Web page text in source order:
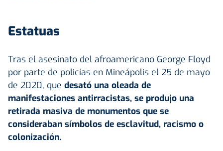
Estatuas
Tras el asesinato del afroamericano George Floyd
por parte de policías en Mineápolis el 25 de mayo
de 2020, que desató una oleada de
manifestaciones antirracistas, se produjo una
retirada masiva de monumentos que se
consideraban símbolos de esclavitud, racismo o
colonización.